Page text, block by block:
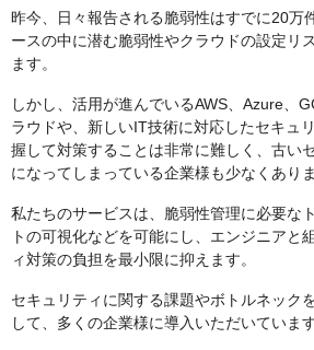
昨今、日々報告される脆弱性はすでに20万
ースの中に潜む脆弱性やクラウドの設定リ
ます。
しかし、活用が進んでいるAWS、Azure、
ラウドや、新しいIT技術に対応したセキュ
握して対策することは非常に難しく、古い
になってしまっている企業様も少なくありま
私たちのサービスは、脆弱性管理に必要な
トの可視化などを可能にし、エンジニアと
ィ対策の負担を最小限に抑えます。
セキュリティに関する課題やボトルネック
して、多くの企業様に導入いただいています